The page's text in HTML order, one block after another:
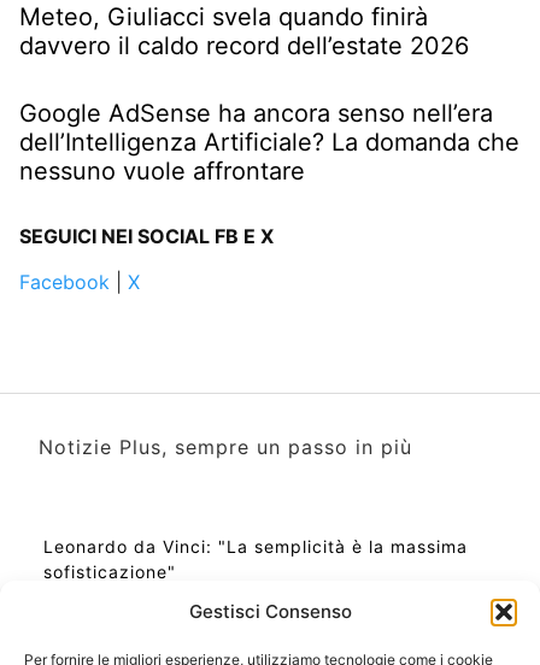
Gestisci Consenso
Per fornire le migliori esperienze, utilizziamo tecnologie come i cookie
Meteo, Giuliacci svela quando finirà
davvero il caldo record dell’estate 2026
Google AdSense ha ancora senso nell’era
dell’Intelligenza Artificiale? La domanda che
nessuno vuole affrontare
SEGUICI NEI SOCIAL FB E X
Facebook
X
Notizie Plus, sempre un passo in più
Leonardo da Vinci: "La semplicità è la massima
sofisticazione"